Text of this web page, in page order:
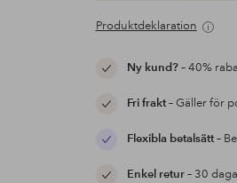
Produktdeklaration
Ny kund?– 40%
Fri frakt– Gäller för
Flexibla betalsätt–
Enkel retur– 30